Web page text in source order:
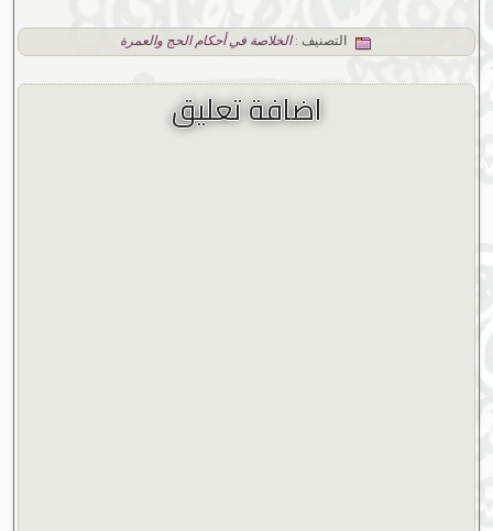
التصنيف :الخلاصة في أحكام الحج والعمرة
اضافة تعليق